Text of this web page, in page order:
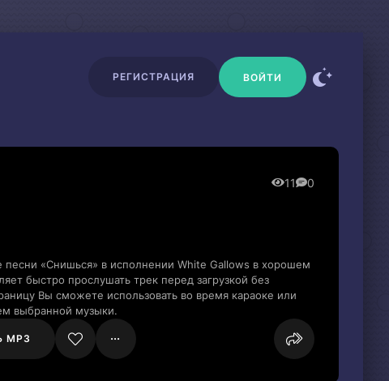
РЕГИСТРАЦИЯ ВОЙТИ
11 0
песни «Снишься» в исполнении White Gallows в хорошем
быстро прослушать трек перед загрузкой без
Вы сможете использовать во время караоке или
выбранной музыки.
MP3